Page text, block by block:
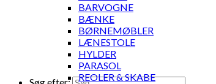
BARVOGNE
BÆNKE
BØRNEMØBLER
LÆNESTOLE
HYLDER
PARASOL
REOLER & SKABE